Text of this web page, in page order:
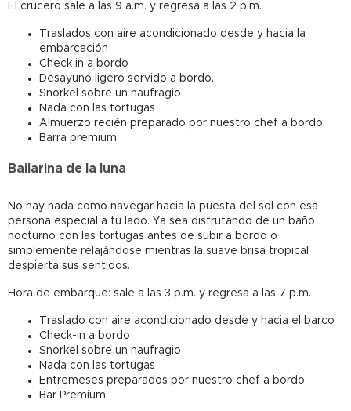
El crucero sale a las 9 a.m. y regresa a las 2 p.m.
Traslados con aire acondicionado desde y hacia la
embarcación
Check in a bordo
Desayuno ligero servido a bordo.
Snorkel sobre un naufragio
Nada con las tortugas
Almuerzo recién preparado por nuestro chef a bordo.
Barra premium
Bailarina de la luna
No hay nada como navegar hacia la puesta del sol con esa
persona especial a tu lado. Ya sea disfrutando de un baño
nocturno con las tortugas antes de subir a bordo o
simplemente relajándose mientras la suave brisa tropical
despierta sus sentidos.
Hora de embarque: sale a las 3 p.m. y regresa a las 7 p.m.
Traslado con aire acondicionado desde y hacia el barco
Check-in a bordo
Snorkel sobre un naufragio
Nada con las tortugas
Entremeses preparados por nuestro chef a bordo
Bar Premium